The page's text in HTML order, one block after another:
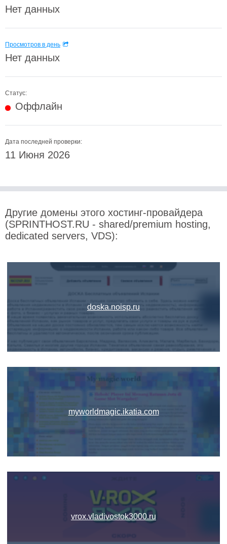
Нет данных
Просмотров в день
Нет данных
Статус:
Оффлайн
Дата последней проверки:
11 Июня 2026
Другие домены этого хостинг-провайдера
(SPRINTHOST.RU - shared/premium hosting,
dedicated servers, VDS):
doska.noisp.ru
myworldmagic.ikatia.com
vrox.vladivostok3000.ru